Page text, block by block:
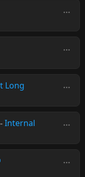
Long
-Internal